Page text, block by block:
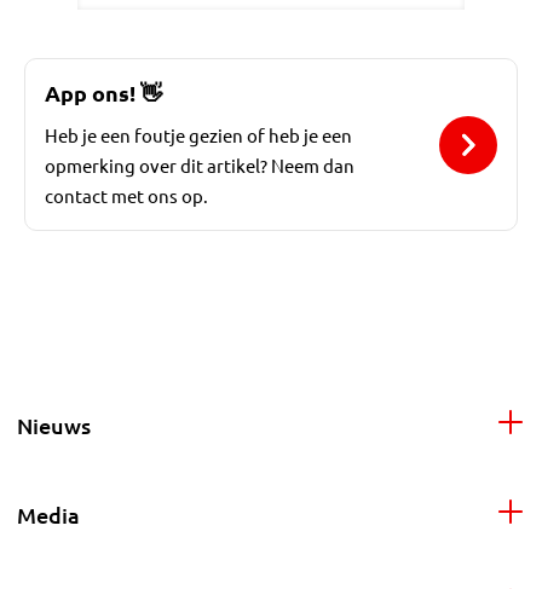
App ons!👋
Heb je een foutje gezien of heb je een
opmerking over dit artikel? Neem dan
contact met ons op.
Nieuws
Media